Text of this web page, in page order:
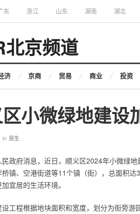
东 浙江 山东 湖南 湖北
北京频道
济 京商 贸易 商业 投资
小微绿地建设
in 民生
政府消息，近日，顺义区2024年小微绿
镇、空港街道等11个镇（街），总面积
宜居的生活环境。
工程根据地块面积和宽度，划分为街旁